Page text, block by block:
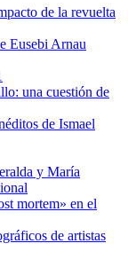
de la revuelta
Eusebi Arnau
una cuestión de
de Ismael
y María
mortem» en el
de artistas